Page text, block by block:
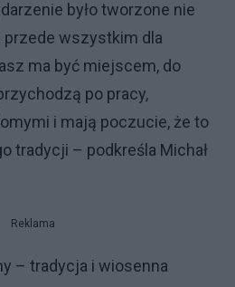
było tworzone nie
przede wszystkim dla
ma być miejscem, do
po pracy,
i mają poczucie, że to
tradycji – podkreśla Michał
Reklama
– tradycja i wiosenna